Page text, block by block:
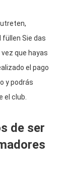
füllen Sie das
que hayas
el pago
y podrás
club.
de ser